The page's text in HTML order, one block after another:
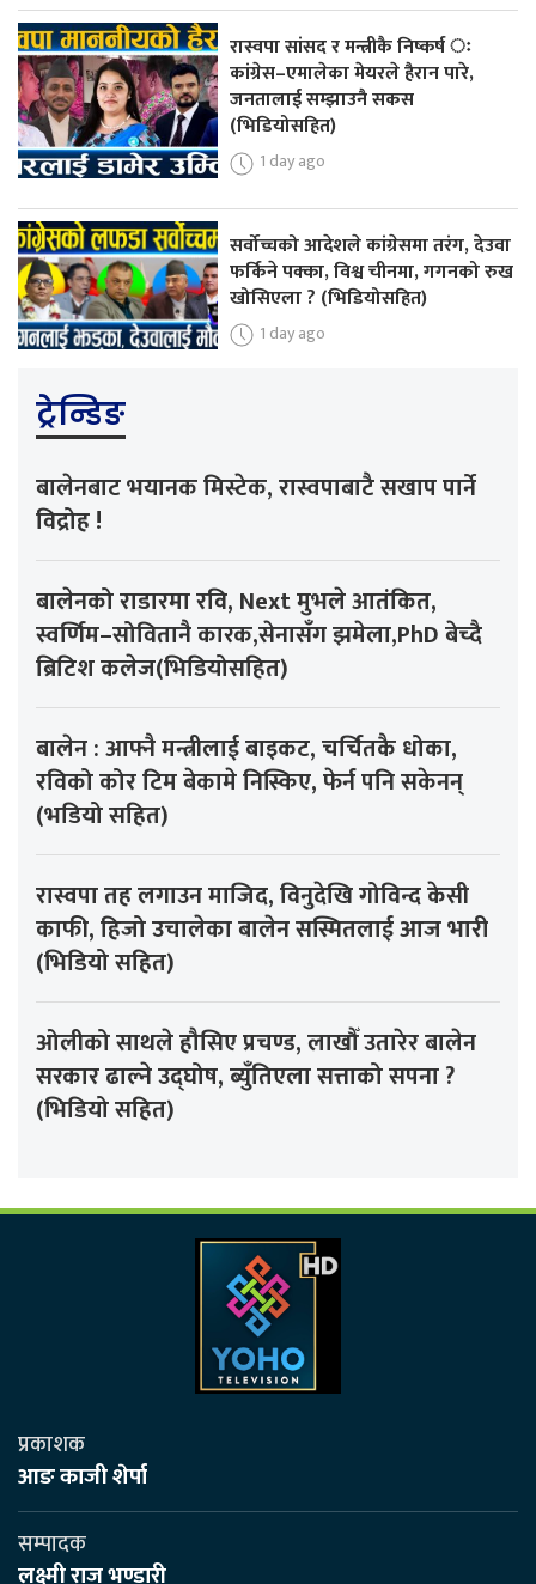
रास्वपा सांसद र मन्त्रीकै निष्कर्ष ः
कांग्रेस–एमालेका मेयरले हैरान पारे,
जनतालाई सम्झाउनै सकस
(भिडियोसहित)
1 day ago
सर्वोच्चको आदेशले कांग्रेसमा तरंग, देउवा
फर्किने पक्का, विश्व चीनमा, गगनको रुख
खोसिएला ? (भिडियोसहित)
1 day ago
ट्रेन्डिङ
बालेनबाट भयानक मिस्टेक, रास्वपाबाटै सखाप पार्ने
विद्रोह !
बालेनको राडारमा रवि, Next मुभले आतंकित,
स्वर्णिम–सोवितानै कारक,सेनासँग झमेला,PhD बेच्दै
ब्रिटिश कलेज(भिडियोसहित)
बालेन : आफ्नै मन्त्रीलाई बाइकट, चर्चितकै धोका,
रविको कोर टिम बेकामे निस्किए, फेर्न पनि सकेनन्
(भडियो सहित)
रास्वपा तह लगाउन माजिद, विनुदेखि गोविन्द केसी
काफी, हिजो उचालेका बालेन सस्मितलाई आज भारी
(भिडियो सहित)
ओलीको साथले हौसिए प्रचण्ड, लाखौँ उतारेर बालेन
सरकार ढाल्ने उद्घोष, ब्युँतिएला सत्ताको सपना ?
(भिडियो सहित)
प्रकाशक
आङ काजी शेर्पा
सम्पादक